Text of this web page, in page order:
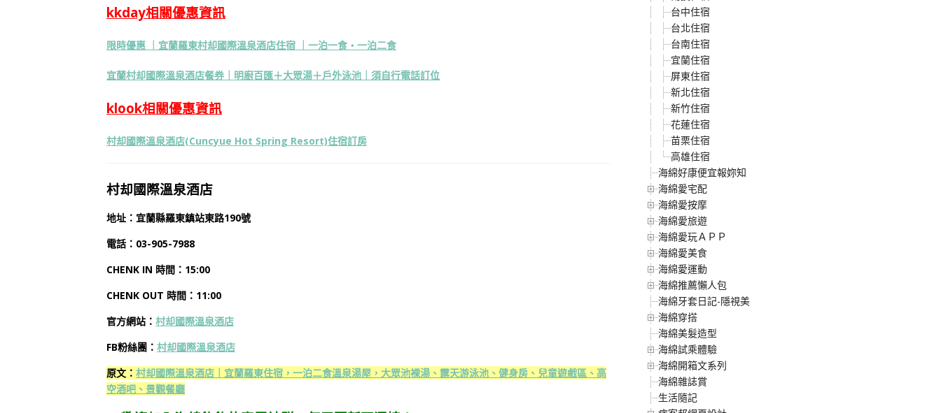
kkday相關優惠資訊
限時優惠 ｜宜蘭羅東村却國際溫泉酒店住宿 ｜一泊一食・一泊二食
宜蘭村却國際溫泉酒店餐券｜明廚百匯＋大眾湯＋戶外泳池｜須自行電話訂位
klook相關優惠資訊
村却國際溫泉酒店(Cuncyue Hot Spring Resort)住宿訂房
村却國際溫泉酒店
地址：宜蘭縣羅東鎮站東路190號
電話：03-905-7988
CHENK IN 時間：15:00
CHENK OUT 時間：11:00
官方網站： 村却國際溫泉酒店
FB粉絲團： 村却國際溫泉酒店
原文： 村却國際溫泉酒店｜宜蘭羅東住宿，一泊二食溫泉湯屋，大眾池裸湯、露天游泳池、健身房、兒童遊戲區、高
空酒吧、景觀餐廳
台中住宿
台北住宿
台南住宿
宜蘭住宿
屏東住宿
新北住宿
新竹住宿
花蓮住宿
苗栗住宿
高雄住宿
海綿好康便宜報妳知
海綿愛宅配
海綿愛按摩
海綿愛旅遊
海綿愛玩ＡＰＰ
海綿愛美食
海綿愛運動
海綿推薦懶人包
海綿牙套日記-隱視美
海綿穿搭
海綿美髮造型
海綿試乘體驗
海綿開箱文系列
海綿雜誌賞
生活隨記